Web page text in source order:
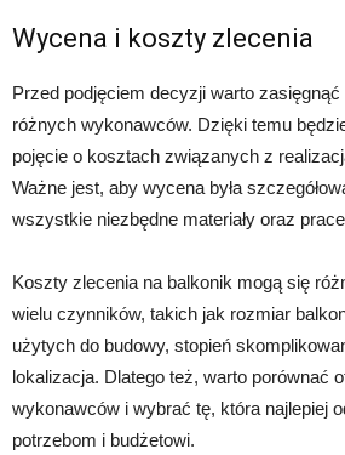
Wycena i koszty zlecenia
Przed podjęciem decyzji warto
różnych wykonawców. Dzięki temu
pojęcie o kosztach związanych z
Ważne jest, aby wycena była
wszystkie niezbędne materiały oraz
Koszty zlecenia na balkonik mogą się
wielu czynników, takich jak rozmiar
użytych do budowy, stopień
lokalizacja. Dlatego też, warto porównać
wykonawców i wybrać tę, która najlepiej
potrzebom i budżetowi.